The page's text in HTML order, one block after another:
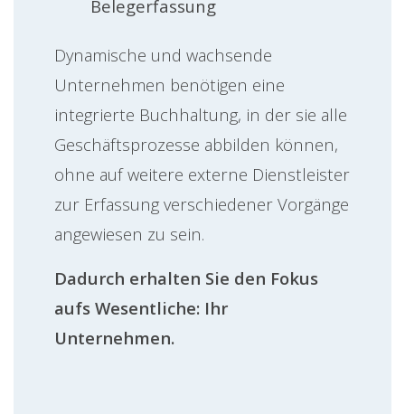
Belegerfassung
Dynamische und wachsende
Unternehmen benötigen eine
integrierte Buchhaltung, in der sie alle
Geschäftsprozesse abbilden können,
ohne auf weitere externe Dienstleister
zur Erfassung verschiedener Vorgänge
angewiesen zu sein.
Dadurch erhalten Sie den Fokus
aufs Wesentliche: Ihr
Unternehmen.